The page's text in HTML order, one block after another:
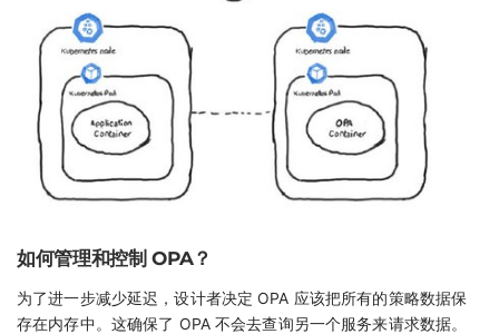
如何管理和控制 OPA？
为了进一步减少延迟，设计者决定 OPA 应该把所有的策略数据保
存在内存中。这确保了 OPA 不会去查询另一个服务来请求数据。